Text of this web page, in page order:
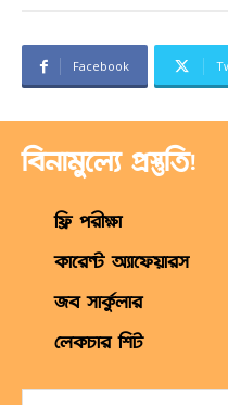
Facebook
বিনামুল্যে প্রস্তুতি!
ফ্রি পরীক্ষা
কারেন্ট অ্যাফেয়ারস
জব সার্কুলার
লেকচার শিট